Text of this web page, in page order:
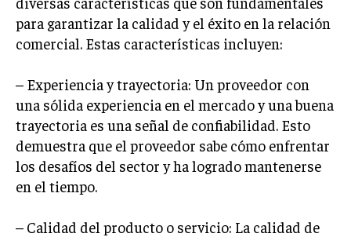
ANÁLISIS DE COMPETENCIA
GESTIÓN DE CLIENTES
EMPRENDIMIENTO
INNOVACIÓN EMPRESARIAL
GESTIÓN DEL CAMBIO
LIDERAZGO
HABILIDADES DIRECTIVAS
para garantizar la calidad y el éxito en la relación
comercial. Estas características incluyen:
– Experiencia y trayectoria: Un proveedor con
una sólida experiencia en el mercado y una buena
trayectoria es una señal de confiabilidad. Esto
demuestra que el proveedor sabe cómo enfrentar
los desafíos del sector y ha logrado mantenerse
en el tiempo.
– Calidad del producto o servicio: La calidad de